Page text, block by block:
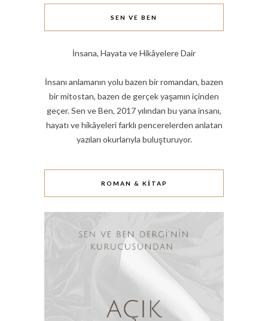
SEN VE BEN
İnsana, Hayata ve Hikâyelere Dair
İnsanı anlamanın yolu bazen bir romandan, bazen
bir mitostan, bazen de gerçek yaşamın içinden
geçer. Sen ve Ben, 2017 yılından bu yana insanı,
hayatı ve hikâyeleri farklı pencerelerden anlatan
yazıları okurlarıyla buluşturuyor.
ROMAN & KITAP